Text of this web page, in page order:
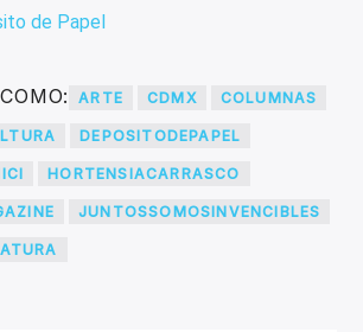
de Papel
ARTE CDMX COLUMNAS
DEPOSITODEPAPEL
HORTENSIACARRASCO
JUNTOSSOMOSINVENCIBLES